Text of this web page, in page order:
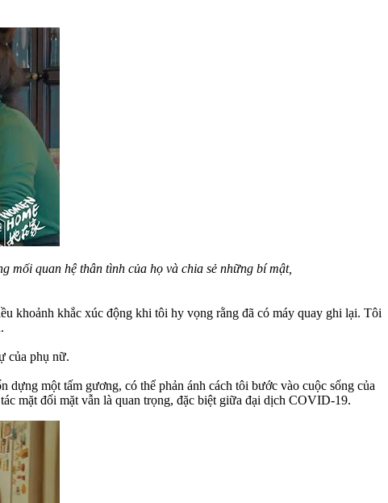
mối quan hệ thân tình của họ và chia sẻ những bí mật,
khoảnh khắc xúc động khi tôi hy vọng rằng đã có máy quay ghi lại. Tôi
của phụ nữ.
một tấm gương, có thể phản ánh cách tôi bước vào cuộc sống của
mặt đối mặt vẫn là quan trọng, đặc biệt giữa đại dịch COVID-19.